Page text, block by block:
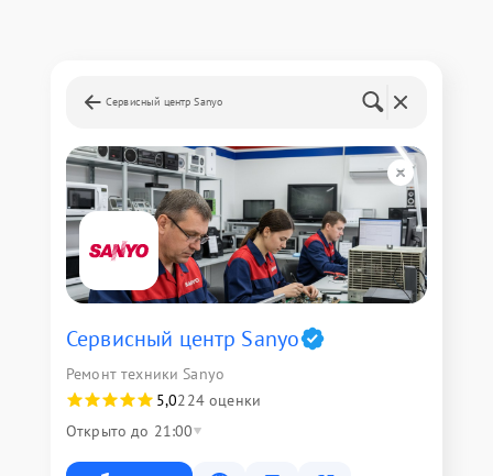
Сервисный центр Sanyo
Сервисный центр Sanyo
Ремонт техники Sanyo
5,0224 оценки
Открыто до 21:00